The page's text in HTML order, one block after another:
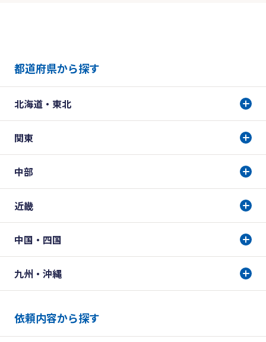
都道府県から探す
北海道・東北
関東
中部
近畿
中国・四国
九州・沖縄
依頼内容から探す